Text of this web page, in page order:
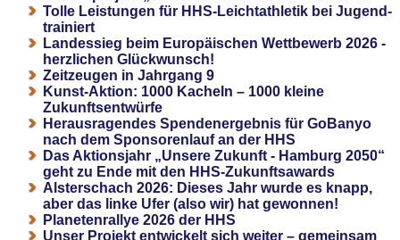
Tolle Leistungen für HHS-Leichtathletik bei Jugend-
trainiert
Landessieg beim Europäischen Wettbewerb 2026 -
herzlichen Glückwunsch!
Zeitzeugen in Jahrgang 9
Kunst-Aktion: 1000 Kacheln – 1000 kleine
Zukunftsentwürfe
Herausragendes Spendenergebnis für GoBanyo
nach dem Sponsorenlauf an der HHS
Das Aktionsjahr „Unsere Zukunft - Hamburg 2050“
geht zu Ende mit den HHS-Zukunftsawards
Alsterschach 2026: Dieses Jahr wurde es knapp,
aber das linke Ufer (also wir) hat gewonnen!
Planetenrallye 2026 der HHS
Unser Projekt entwickelt sich weiter – gemeinsam